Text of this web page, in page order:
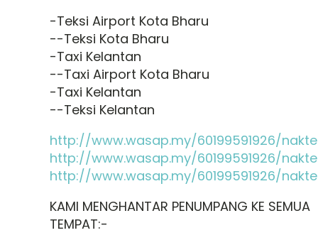
-Teksi Airport Kota Bharu
--Teksi Kota Bharu
-Taxi Kelantan
--Taxi Airport Kota Bharu
-Taxi Kelantan
--Teksi Kelantan
http://www.wasap.my/60199591926/
http://www.wasap.my/60199591926/
http://www.wasap.my/60199591926/
KAMI MENGHANTAR PENUMPANG KE SEMUA
TEMPAT:-